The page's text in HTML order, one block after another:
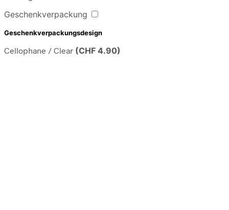
Geschenkverpackung
Geschenkverpackungsdesign
Cellophane / Clear (CHF 4.90)